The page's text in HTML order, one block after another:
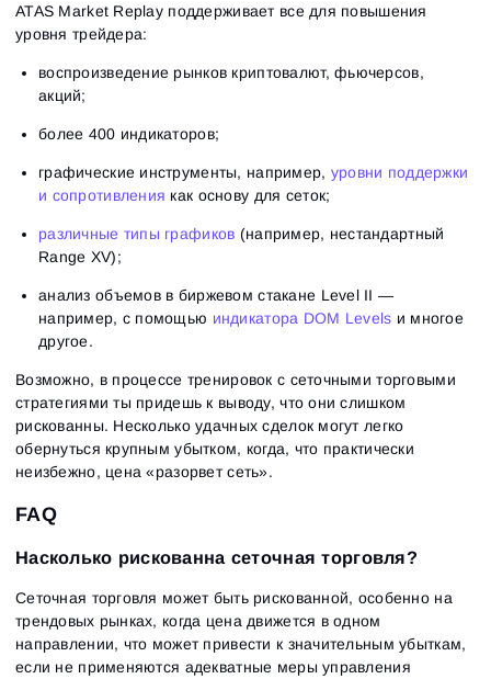
ATAS Market Replay поддерживает все для повышения
уровня трейдера:
воспроизведение рынков криптовалют, фьючерсов,
акций;
более 400 индикаторов;
графические инструменты, например, уровни поддержки
и сопротивления как основу для сеток;
различные типы графиков (например, нестандартный
Range XV);
анализ объемов в биржевом стакане Level II —
например, с помощью индикатора DOM Levels и многое
другое.
Возможно, в процессе тренировок с сеточными торговыми
стратегиями ты придешь к выводу, что они слишком
рискованны. Несколько удачных сделок могут легко
обернуться крупным убытком, когда, что практически
неизбежно, цена «разорвет сеть».
FAQ
Насколько рискованна сеточная торговля?
Сеточная торговля может быть рискованной, особенно на
трендовых рынках, когда цена движется в одном
направлении, что может привести к значительным убыткам,
если не применяются адекватные меры управления